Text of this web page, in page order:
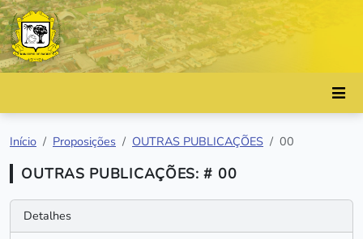
Início Proposições OUTRAS PUBLICAÇÕES 00
OUTRAS PUBLICAÇÕES: # 00
Detalhes